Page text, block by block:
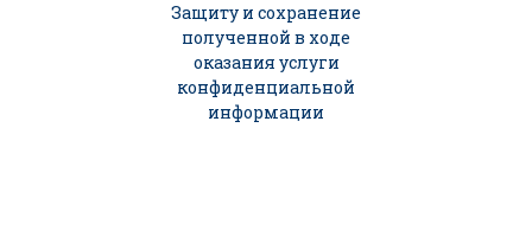
Защиту и сохранение
полученной в ходе
оказания услуги
конфиденциальной
информации